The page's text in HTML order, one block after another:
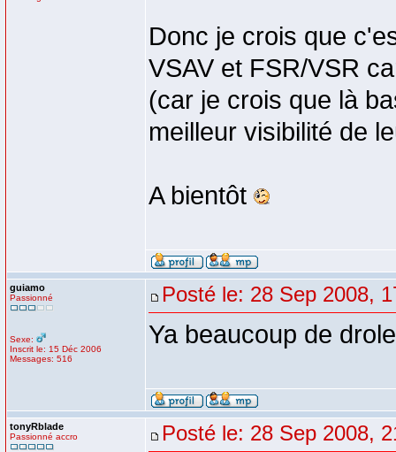
Donc je crois que
VSAV et FSR/VSR
(car je crois que là
meilleur visibilité de
A bientôt
guiamo
Passionné
Sexe:
Inscrit le: 15 Déc 2006
Messages: 516
Posté le: 28 Sep 2008,
Ya beaucoup de
tonyRblade
Passionné accro Posté le: 28 Sep 2008,